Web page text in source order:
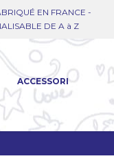
EN FRANCE -
DE A à Z
ACCESSORI